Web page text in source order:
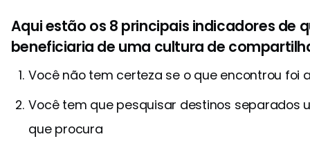
Aqui estão os 8 principais indicadores de
beneficiaria de uma cultura de
Você não tem certeza se o que encontrou foi
Você tem que pesquisar destinos separados
que procura